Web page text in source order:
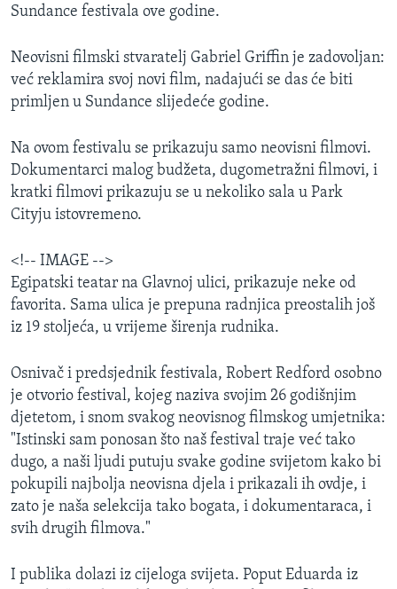
Sundance festivala ove godine.
Neovisni filmski stvaratelj Gabriel Griffin je zadovoljan:
već reklamira svoj novi film, nadajući se das će biti
primljen u Sundance slijedeće godine.
Na ovom festivalu se prikazuju samo neovisni filmovi.
Dokumentarci malog budžeta, dugometražni filmovi, i
kratki filmovi prikazuju se u nekoliko sala u Park
Cityju istovremeno.
<!-- IMAGE -->
Egipatski teatar na Glavnoj ulici, prikazuje neke od
favorita. Sama ulica je prepuna radnjica preostalih još
iz 19 stoljeća, u vrijeme širenja rudnika.
Osnivač i predsjednik festivala, Robert Redford osobno
je otvorio festival, kojeg naziva svojim 26 godišnjim
djetetom, i snom svakog neovisnog filmskog umjetnika:
"Istinski sam ponosan što naš festival traje već tako
dugo, a naši ljudi putuju svake godine svijetom kako bi
pokupili najbolja neovisna djela i prikazali ih ovdje, i
zato je naša selekcija tako bogata, i dokumentaraca, i
svih drugih filmova."
I publika dolazi iz cijeloga svijeta. Poput Eduarda iz